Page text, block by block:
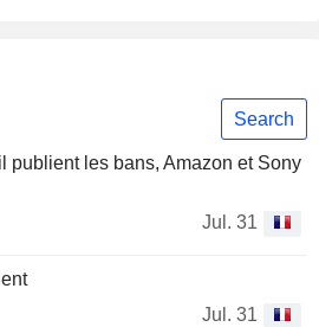
Search
publient les bans, Amazon et Sony
Jul. 31
Jul. 31